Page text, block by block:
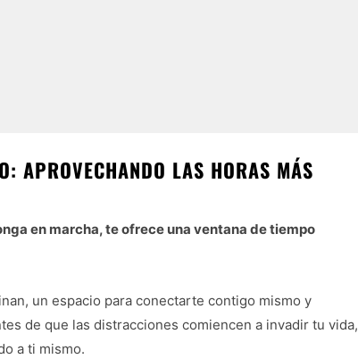
APROVECHANDO LAS HORAS MÁS
en marcha, te ofrece una ventana de tiempo
un espacio para conectarte contigo mismo y
de que las distracciones comiencen a invadir tu vida,
a ti mismo.